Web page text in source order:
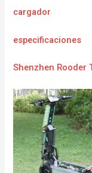
cargador
especificaciones
Shenzhen Rooder